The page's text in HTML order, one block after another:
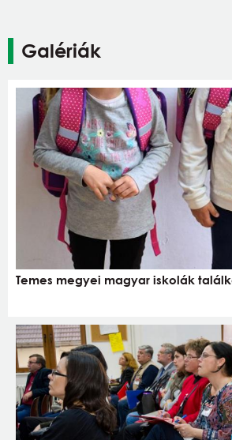
Galériák
Temes megyei magyar iskolák